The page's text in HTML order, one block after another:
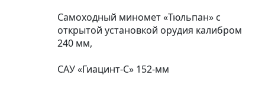
Самоходный миномет «Тюльпан» с
открытой установкой орудия калибром
240 мм,
САУ «Гиацинт-С» 152-мм